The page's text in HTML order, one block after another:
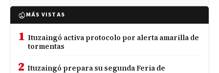
MÁS VISTAS
1 Ituzaingó activa protocolo por alerta amarilla de
tormentas
2 Ituzaingó prepara su segunda Feria de